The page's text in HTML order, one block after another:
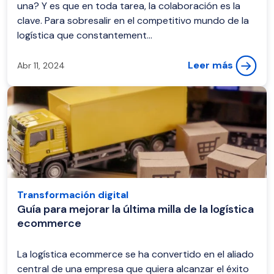
una? Y es que en toda tarea, la colaboración es la
clave. Para sobresalir en el competitivo mundo de la
logística que constantement...
Abr 11, 2024 Leer más
Transformación digital
Guía para mejorar la última milla de la logística
ecommerce
La logística ecommerce se ha convertido en el aliado
central de una empresa que quiera alcanzar el éxito